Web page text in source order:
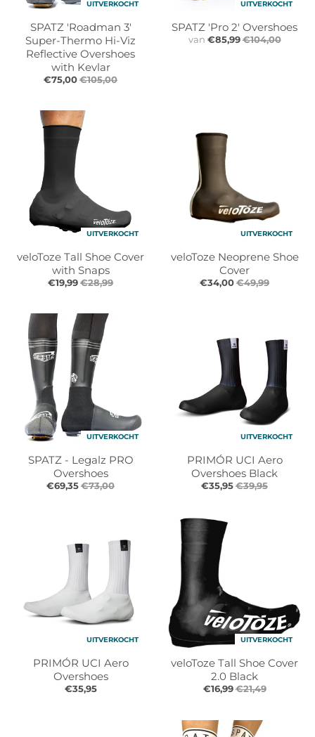
l
.
g
e
n
e
a
u
g
e
.
r
p
d
o
w
n
_
l
a
b
e
l
.
g
e
e
r
e
n
c
.
n
_
l
a
e
UITVERKOCHT
SPATZ 'Roadman 3'
Super-Thermo Hi-Viz
Reflective Overshoes
with Kevlar
€75,00€105,00
UITVERKOCHT
SPATZ 'Pro 2' Overshoes
van €85,99€104,00
UITVERKOCHT
veloToze Tall Shoe Cover
with Snaps
€19,99€28,99
UITVERKOCHT
veloToze Neoprene Shoe
Cover
€34,00€49,99
UITVERKOCHT
SPATZ - Legalz PRO
Overshoes
€69,35€73,00
UITVERKOCHT
PRIMÓR UCI Aero
Overshoes Black
€35,95€39,95
UITVERKOCHT
PRIMÓR UCI Aero
Overshoes
€35,95
UITVERKOCHT
veloToze Tall Shoe Cover
2.0 Black
€16,99€21,49